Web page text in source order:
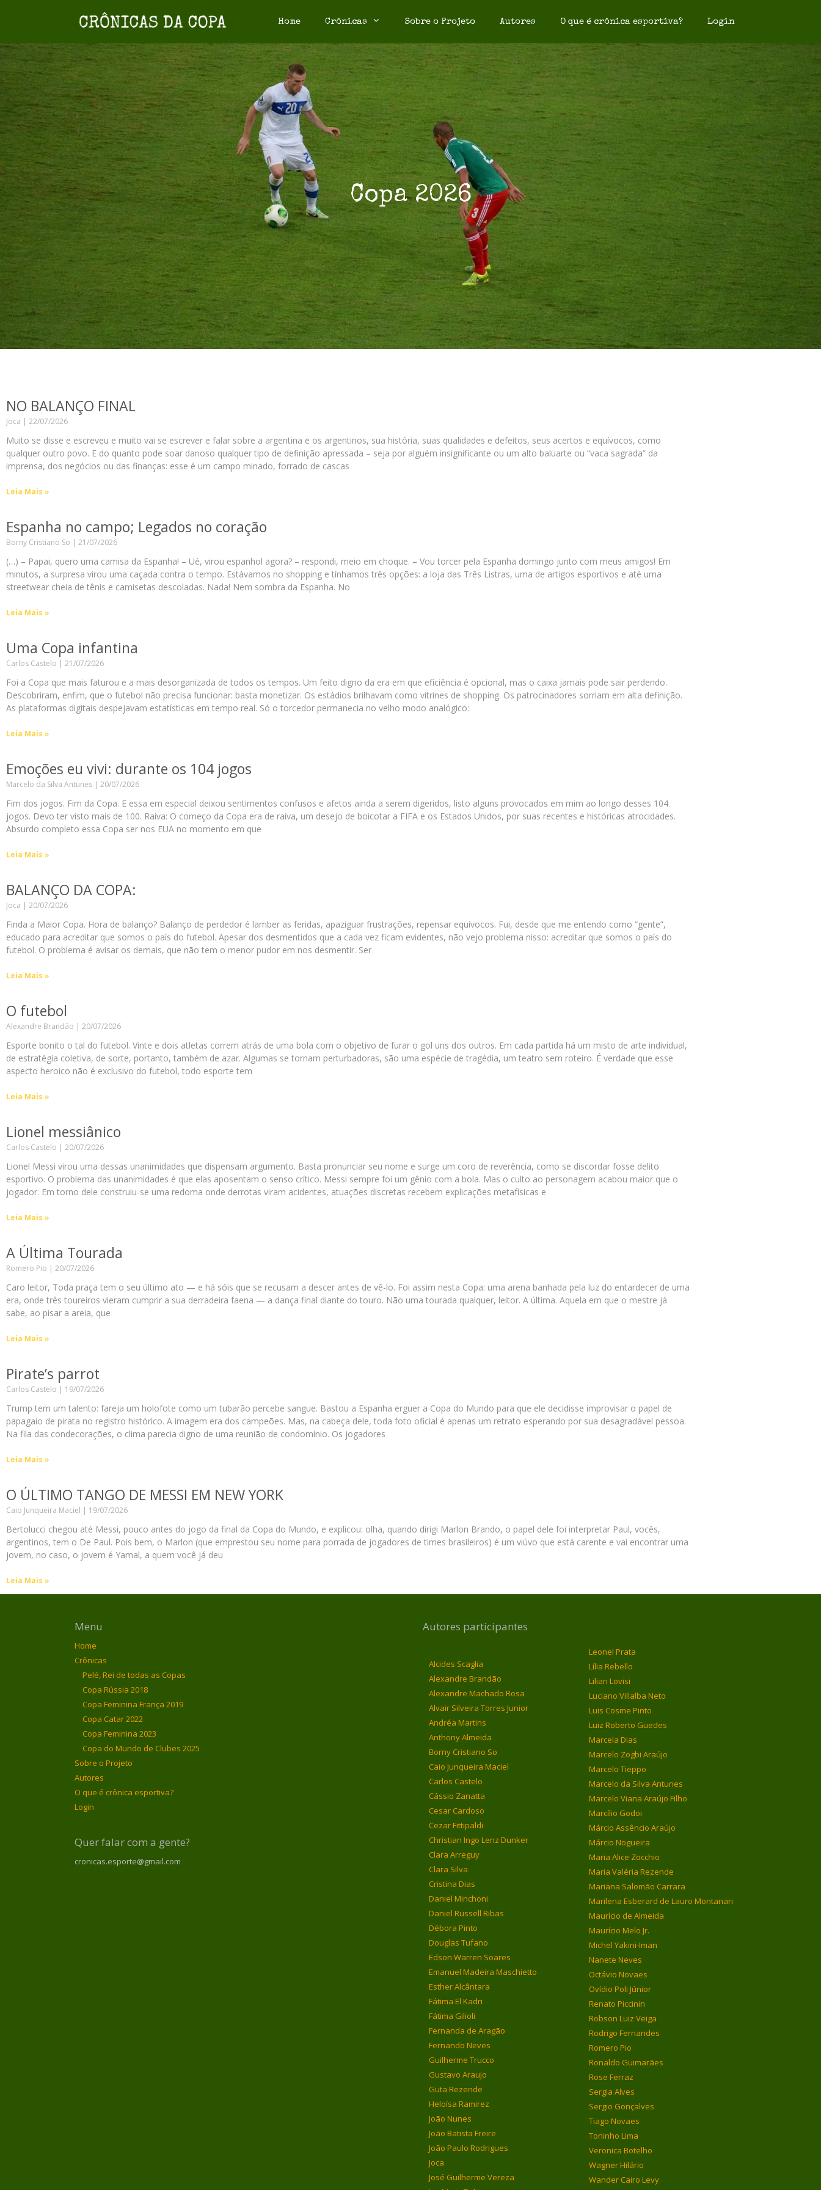
Home Crônicas Sobre o Projeto Autores O que é crônica esportiva? Login
Copa 2026
NO BALANÇO FINAL
Joca 22/07/2026
Muito se disse e escreveu e muito vai se escrever e falar sobre a argentina e os argentinos, sua história, suas qualidades e defeitos, seus acertos e equívocos, como
qualquer outro povo. E do quanto pode soar danoso qualquer tipo de definição apressada – seja por alguém insignificante ou um alto baluarte ou “vaca sagrada” da
imprensa, dos negócios ou das finanças: esse é um campo minado, forrado de cascas
Leia Mais »
Espanha no campo; Legados no coração
Borny Cristiano So 21/07/2026
(…) – Papai, quero uma camisa da Espanha! – Ué, virou espanhol agora? – respondi, meio em choque. – Vou torcer pela Espanha domingo junto com meus amigos! Em
minutos, a surpresa virou uma caçada contra o tempo. Estávamos no shopping e tínhamos três opções: a loja das Três Listras, uma de artigos esportivos e até uma
streetwear cheia de tênis e camisetas descoladas. Nada! Nem sombra da Espanha. No
Leia Mais »
Uma Copa infantina
Carlos Castelo 21/07/2026
Foi a Copa que mais faturou e a mais desorganizada de todos os tempos. Um feito digno da era em que eficiência é opcional, mas o caixa jamais pode sair perdendo.
Descobriram, enfim, que o futebol não precisa funcionar: basta monetizar. Os estádios brilhavam como vitrines de shopping. Os patrocinadores sorriam em alta definição.
As plataformas digitais despejavam estatísticas em tempo real. Só o torcedor permanecia no velho modo analógico:
Leia Mais »
Emoções eu vivi: durante os 104 jogos
Marcelo da Silva Antunes 20/07/2026
Fim dos jogos. Fim da Copa. E essa em especial deixou sentimentos confusos e afetos ainda a serem digeridos, listo alguns provocados em mim ao longo desses 104
jogos. Devo ter visto mais de 100. Raiva: O começo da Copa era de raiva, um desejo de boicotar a FIFA e os Estados Unidos, por suas recentes e históricas atrocidades.
Absurdo completo essa Copa ser nos EUA no momento em que
Leia Mais »
BALANÇO DA COPA:
Joca 20/07/2026
Finda a Maior Copa. Hora de balanço? Balanço de perdedor é lamber as feridas, apaziguar frustrações, repensar equívocos. Fui, desde que me entendo como “gente”,
educado para acreditar que somos o país do futebol. Apesar dos desmentidos que a cada vez ficam evidentes, não vejo problema nisso: acreditar que somos o país do
futebol. O problema é avisar os demais, que não tem o menor pudor em nos desmentir. Ser
Leia Mais »
O futebol
Alexandre Brandão 20/07/2026
Esporte bonito o tal do futebol. Vinte e dois atletas correm atrás de uma bola com o objetivo de furar o gol uns dos outros. Em cada partida há um misto de arte individual,
de estratégia coletiva, de sorte, portanto, também de azar. Algumas se tornam perturbadoras, são uma espécie de tragédia, um teatro sem roteiro. É verdade que esse
aspecto heroico não é exclusivo do futebol, todo esporte tem
Leia Mais »
Lionel messiânico
Carlos Castelo 20/07/2026
Lionel Messi virou uma dessas unanimidades que dispensam argumento. Basta pronunciar seu nome e surge um coro de reverência, como se discordar fosse delito
esportivo. O problema das unanimidades é que elas aposentam o senso crítico. Messi sempre foi um gênio com a bola. Mas o culto ao personagem acabou maior que o
jogador. Em torno dele construiu-se uma redoma onde derrotas viram acidentes, atuações discretas recebem explicações metafísicas e
Leia Mais »
A Última Tourada
Romero Pio 20/07/2026
Caro leitor, Toda praça tem o seu último ato — e há sóis que se recusam a descer antes de vê-lo. Foi assim nesta Copa: uma arena banhada pela luz do entardecer de uma
era, onde três toureiros vieram cumprir a sua derradeira faena — a dança final diante do touro. Não uma tourada qualquer, leitor. A última. Aquela em que o mestre já
sabe, ao pisar a areia, que
Leia Mais »
Pirate’s parrot
Carlos Castelo 19/07/2026
Trump tem um talento: fareja um holofote como um tubarão percebe sangue. Bastou a Espanha erguer a Copa do Mundo para que ele decidisse improvisar o papel de
papagaio de pirata no registro histórico. A imagem era dos campeões. Mas, na cabeça dele, toda foto oficial é apenas um retrato esperando por sua desagradável pessoa.
Na fila das condecorações, o clima parecia digno de uma reunião de condomínio. Os jogadores
Leia Mais »
O ÚLTIMO TANGO DE MESSI EM NEW YORK
Caio Junqueira Maciel 19/07/2026
Bertolucci chegou até Messi, pouco antes do jogo da final da Copa do Mundo, e explicou: olha, quando dirigi Marlon Brando, o papel dele foi interpretar Paul, vocês,
argentinos, tem o De Paul. Pois bem, o Marlon (que emprestou seu nome para porrada de jogadores de times brasileiros) é um viúvo que está carente e vai encontrar uma
jovem, no caso, o jovem é Yamal, a quem você já deu
Leia Mais »
Menu
Home
Crônicas
Pelé, Rei de todas as Copas
Copa Rússia 2018
Copa Feminina França 2019
Copa Catar 2022
Copa Feminina 2023
Copa do Mundo de Clubes 2025
Sobre o Projeto
Autores
O que é crônica esportiva?
Login
Quer falar com a gente?
cronicas.esporte@gmail.com
Autores participantes
Alcides Scaglia
Alexandre Brandão
Alexandre Machado Rosa
Alvair Silveira Torres Junior
Andréa Martins
Anthony Almeida
Borny Cristiano So
Caio Junqueira Maciel
Carlos Castelo
Cássio Zanatta
Cesar Cardoso
Cezar Fittipaldi
Christian Ingo Lenz Dunker
Clara Arreguy
Clara Silva
Cristina Dias
Daniel Minchoni
Daniel Russell Ribas
Débora Pinto
Douglas Tufano
Edson Warren Soares
Emanuel Madeira Maschietto
Esther Alcântara
Fátima El Kadri
Fátima Gilioli
Fernanda de Aragão
Fernando Neves
Guilherme Trucco
Gustavo Araujo
Guta Rezende
Heloísa Ramirez
João Nunes
João Batista Freire
João Paulo Rodrigues
Joca
José Guilherme Vereza
Leonel Prata
Lília Rebello
Lilian Lovisi
Luciano Villalba Neto
Luis Cosme Pinto
Luiz Roberto Guedes
Marcela Dias
Marcelo Zogbi Araújo
Marcelo Tieppo
Marcelo da Silva Antunes
Marcelo Viana Araújo Filho
Marcílio Godoi
Márcio Assêncio Araújo
Márcio Nogueira
Maria Alice Zocchio
Maria Valéria Rezende
Mariana Salomão Carrara
Marilena Esberard de Lauro Montanari
Maurício de Almeida
Maurício Melo Jr.
Michel Yakini-Iman
Nanete Neves
Octávio Novaes
Ovídio Poli Júnior
Renato Piccinin
Robson Luiz Veiga
Rodrigo Fernandes
Romero Pio
Ronaldo Guimarães
Rose Ferraz
Sergia Alves
Sergio Gonçalves
Tiago Novaes
Toninho Lima
Veronica Botelho
Wagner Hilário
Wander Cairo Levy